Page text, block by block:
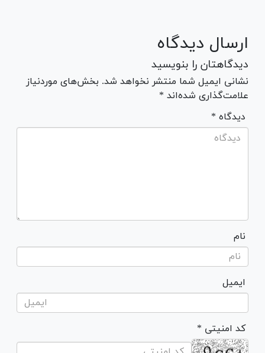
ارسال دیدگاه
دیدگاهتان را بنویسید
نشانی ایمیل شما منتشر نخواهد شد. بخش‌های موردنیاز
علامت‌گذاری شده‌اند *
* دیدگاه
نام
ایمیل
* کد امنیتی